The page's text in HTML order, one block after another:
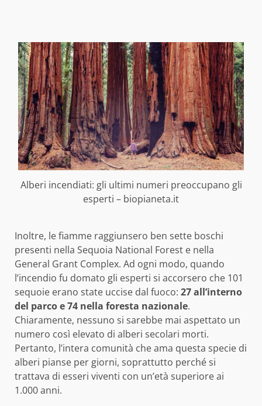
Alberi incendiati: gli ultimi numeri preoccupano gli
esperti – biopianeta.it
Inoltre, le fiamme raggiunsero ben sette boschi
presenti nella Sequoia National Forest e nella
General Grant Complex. Ad ogni modo, quando
l’incendio fu domato gli esperti si accorsero che 101
sequoie erano state uccise dal fuoco: 27 all’interno
del parco e 74 nella foresta nazionale.
Chiaramente, nessuno si sarebbe mai aspettato un
numero così elevato di alberi secolari morti.
Pertanto, l’intera comunità che ama questa specie di
alberi pianse per giorni, soprattutto perché si
trattava di esseri viventi con un’età superiore ai
1.000 anni.